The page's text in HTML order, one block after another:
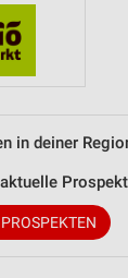
in deiner